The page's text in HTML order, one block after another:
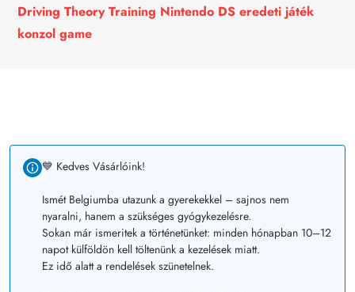
Driving Theory Training Nintendo DS eredeti játék
konzol game
💙 Kedves Vásárlóink!
Ismét Belgiumba utazunk a gyerekekkel – sajnos nem
nyaralni, hanem a szükséges gyógykezelésre.
Sokan már ismeritek a történetünket: minden hónapban 10–12
napot külföldön kell töltenünk a kezelések miatt.
Ez idő alatt a rendelések szünetelnek.